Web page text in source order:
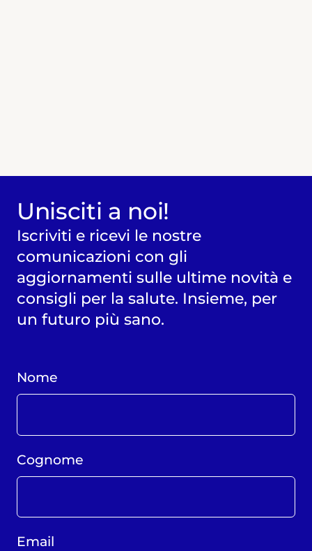
Unisciti a noi!
Iscriviti e ricevi le nostre
comunicazioni con gli
aggiornamenti sulle ultime novità e
consigli per la salute. Insieme, per
un futuro più sano.
Nome
Cognome
Email